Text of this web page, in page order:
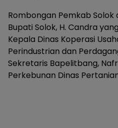
Rombongan Pemkab Solok
Bupati Solok, H. Candra
Kepala Dinas Koperasi
Perindustrian dan
Sekretaris Bapelitbang,
Perkebunan Dinas